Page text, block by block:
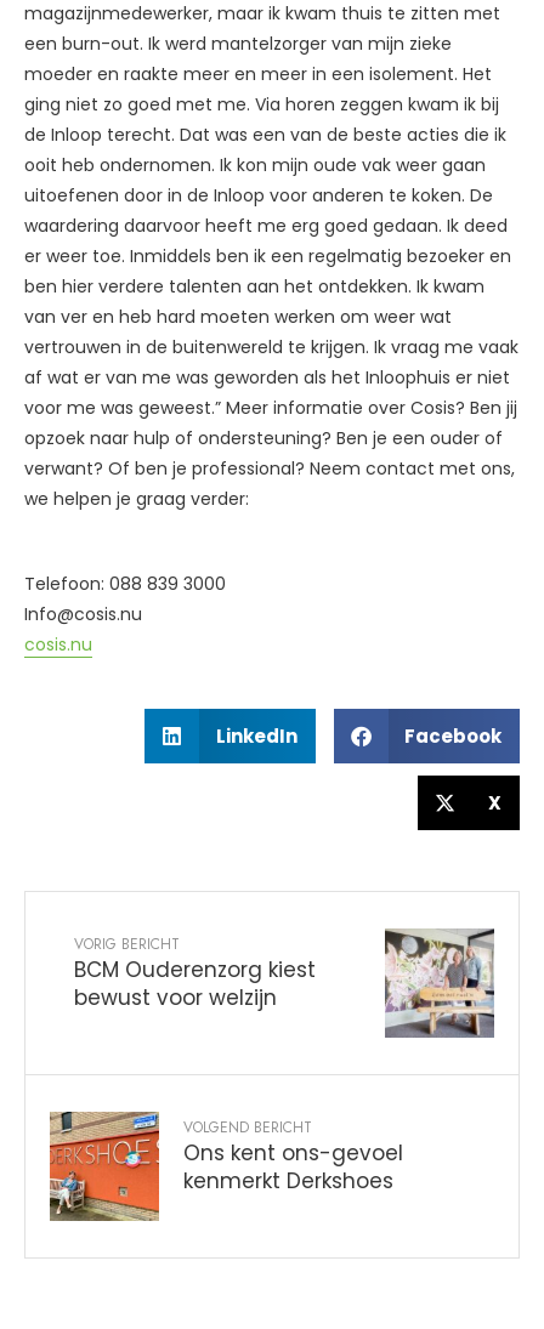
magazijnmedewerker, maar ik kwam thuis te zitten met
een burn-out. Ik werd mantelzorger van mijn zieke
moeder en raakte meer en meer in een isolement. Het
ging niet zo goed met me. Via horen zeggen kwam ik bij
de Inloop terecht. Dat was een van de beste acties die ik
ooit heb ondernomen. Ik kon mijn oude vak weer gaan
uitoefenen door in de Inloop voor anderen te koken. De
waardering daarvoor heeft me erg goed gedaan. Ik deed
er weer toe. Inmiddels ben ik een regelmatig bezoeker en
ben hier verdere talenten aan het ontdekken. Ik kwam
van ver en heb hard moeten werken om weer wat
vertrouwen in de buitenwereld te krijgen. Ik vraag me vaak
af wat er van me was geworden als het Inloophuis er niet
voor me was geweest.” Meer informatie over Cosis? Ben jij
opzoek naar hulp of ondersteuning? Ben je een ouder of
verwant? Of ben je professional? Neem contact met ons,
we helpen je graag verder:
Telefoon: 088 839 3000
Info@cosis.nu
cosis.nu
LinkedIn Facebook
X
VORIG BERICHT
BCM Ouderenzorg kiest
bewust voor welzijn
VOLGEND BERICHT
Ons kent ons-gevoel
kenmerkt Derkshoes